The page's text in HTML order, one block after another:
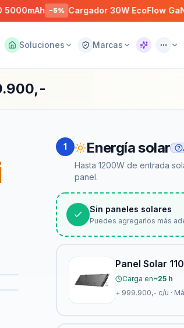
−5% Cargador 30W EcoFlow GaN USB-C
Soluciones Marcas Asistente
1 Energía solar
Hasta 1200W de entrada
panel.
Sin paneles solares
Puedes agregarlos más
Panel Solar
Carga en~25 h
+ 999.900,- c/u ·